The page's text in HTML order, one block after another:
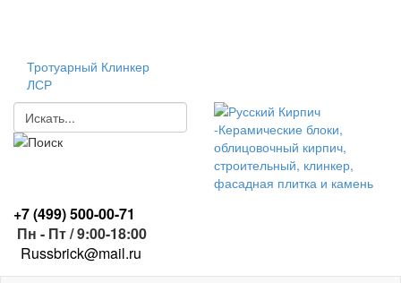
Тротуарный Клинкер
ЛСР
+7 (499)500-00-71
Пн - Пт / 9:00-18:00
Russbrick@mail.ru